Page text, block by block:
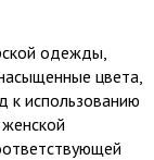
одежды,
цвета,
к использованию